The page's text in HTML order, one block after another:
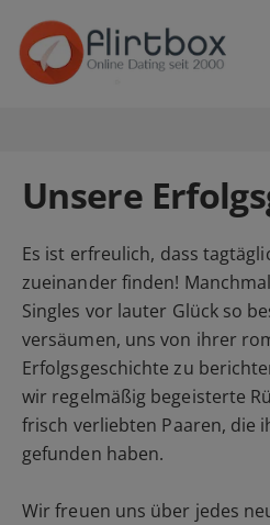
Unsere
Es ist erfreulich, dass
zueinander finden!
Singles vor lauter Glück so
versäumen, uns von ihrer
Erfolgsgeschichte zu
wir regelmäßig begeisterte
frisch verliebten Paaren, die
gefunden haben.
Wir freuen uns über jedes